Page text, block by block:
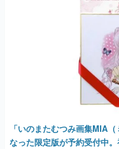
若ゲのいた
『うつヌケ』
一先生によるゲ
なんでゲー
ゲーム開発者
具体的な形か
ゲームが変
の起源や用法の
イニーP氏が徹
「いのまたむつみ画集MIA
なった限定版が予約受付中